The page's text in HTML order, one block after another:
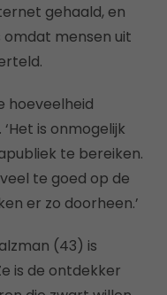
gehaald, en
mensen uit
hoeveelheid
. ‘Het is onmogelijk
te bereiken.
te goed op de
er zo doorheen.’
(43) is
is de ontdekker